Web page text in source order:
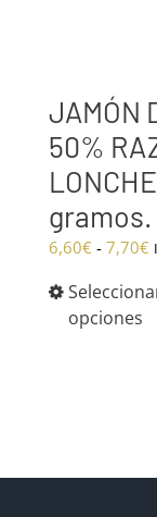
JAMÓN
50%
gramos.
6,60€ - 7,70€
opciones